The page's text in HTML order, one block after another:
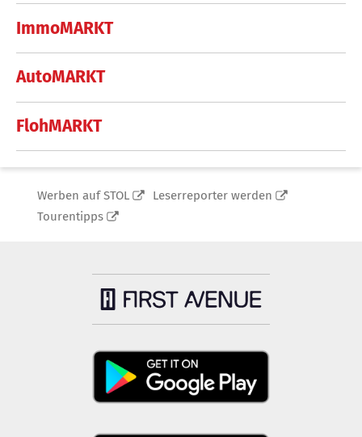
ImmoMARKT
AutoMARKT
FlohMARKT
Werben auf STOL
Leserreporter werden
Tourentipps